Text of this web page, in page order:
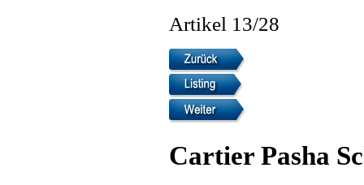
Artikel 13/28
Cartier Pasha